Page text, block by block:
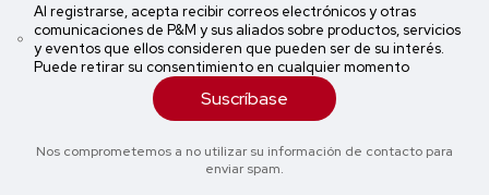
Al registrarse, acepta recibir correos electrónicos y otras
comunicaciones de P&M y sus aliados sobre productos, servicios
y eventos que ellos consideren que pueden ser de su interés.
Puede retirar su consentimiento en cualquier momento
Suscríbase
Nos comprometemos a no utilizar su información de contacto para
enviar spam.